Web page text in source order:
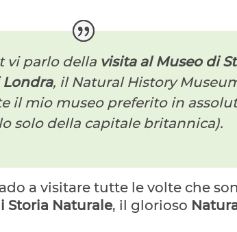
vi parlo dellavisita al Museo di
Londra, il Natural History
il mio museo preferito in
solo della capitale britannica).
a visitare tutte le volte che
Storia Naturale, il glorioso